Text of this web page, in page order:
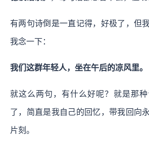
有两句诗倒是一直记得，好极了，但
我念一下：
我们这群年轻人，坐在午后的凉风里。
就这么两句，有什么好呢？就是那
了，简直是我自己的回忆，带我回向
片刻。